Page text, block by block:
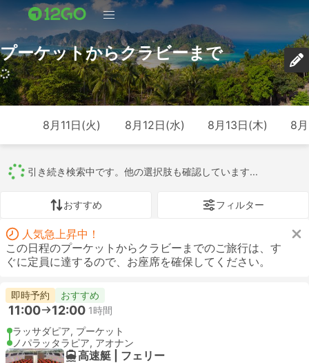
プーケットからクラビーまで
451 トリップ (USD 8 – USD 465)
8月11日(火) 8月12日(水) 8月13日(木) 8
すべて451 144 19 18 170
おすすめ フィルター
人気急上昇中！
この日程のプーケットからクラビーまでのご旅行は、す
ぐに定員に達するので、お座席を確保してください。
即時予約 おすすめ
11:00 12:00 1時間
ラッサダピア, プーケット
ノパラッタラピア, アオナン
高速艇 | フェリー